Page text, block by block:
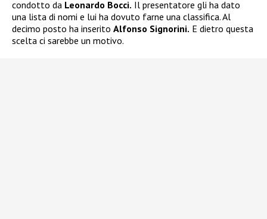
condotto da Leonardo Bocci. Il presentatore gli ha dato
una lista di nomi e lui ha dovuto farne una classifica. Al
decimo posto ha inserito Alfonso Signorini. E dietro questa
scelta ci sarebbe un motivo.